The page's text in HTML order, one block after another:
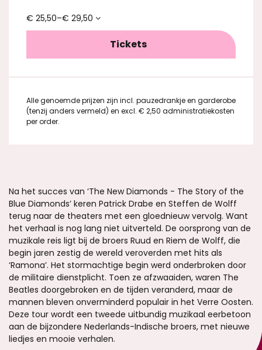
€ 25,50–€ 29,50
Tickets
Alle genoemde prijzen zijn incl. pauzedrankje en garderobe
(tenzij anders vermeld) en excl. € 2,50 administratiekosten
per order.
Na het succes van ‘The New Diamonds - The Story of the
Blue Diamonds’ keren Patrick Drabe en Steffen de Wolff
terug naar de theaters met een gloednieuw vervolg. Want
het verhaal is nog lang niet uitverteld. De oorsprong van de
muzikale reis ligt bij de broers Ruud en Riem de Wolff, die
begin jaren zestig de wereld veroverden met hits als
‘Ramona’. Het stormachtige begin werd onderbroken door
de militaire dienstplicht. Toen ze afzwaaiden, waren The
Beatles doorgebroken en de tijden veranderd, maar de
mannen bleven onverminderd populair in het Verre Oosten.
Deze tour wordt een tweede uitbundig muzikaal eerbetoon
aan de bijzondere Nederlands-Indische broers, met nieuwe
liedjes en mooie verhalen.